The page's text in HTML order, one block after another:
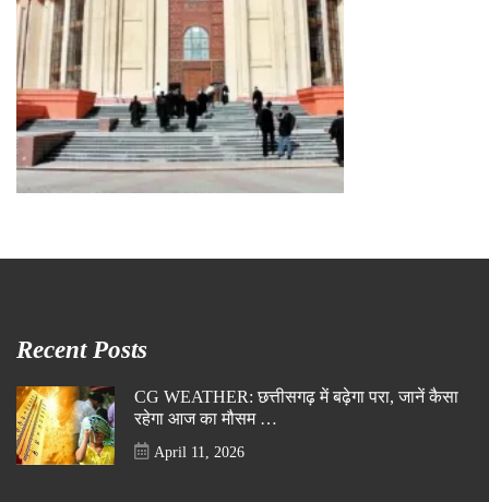
Recent Posts
CG WEATHER: छत्तीसगढ़ में बढ़ेगा परा, जानें कैसा
रहेगा आज का मौसम …
April 11, 2026